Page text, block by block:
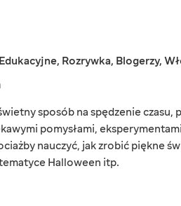
Edukacyjne, Rozrywka, Blogerzy,
sposób na spędzenie
pomysłami,
nauczyć, jak zrobić piękne
Halloween itp.